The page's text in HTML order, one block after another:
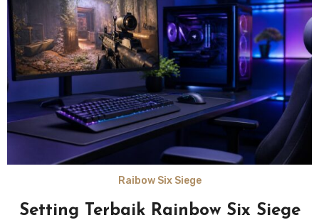
Raibow Six Siege
Setting Terbaik Rainbow Six Siege